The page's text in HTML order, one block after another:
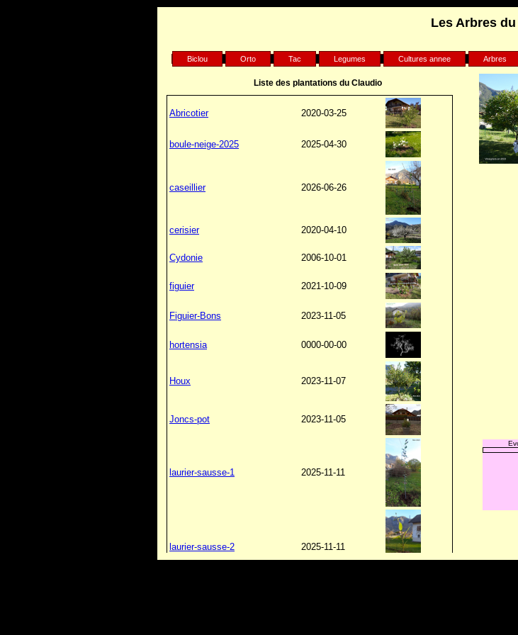
Les Arbres
Biclou Orto Tac Legumes Cultures annee Arbres
Liste des plantations du Claudio
Abricotier 2020-03-25
boule-neige-2025 2025-04-30
caseillier 2026-06-26
cerisier 2020-04-10
Cydonie 2006-10-01
figuier 2021-10-09
Figuier-Bons 2023-11-05
hortensia 0000-00-00
Houx 2023-11-07
Joncs-pot 2023-11-05
laurier-sausse-1 2025-11-11
laurier-sausse-2 2025-11-11